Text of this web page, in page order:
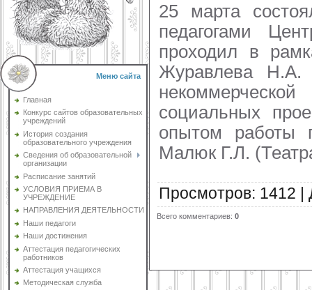
Меню сайта
Главная
Конкурс сайтов образовательных
учреждений
История создания
образовательного учреждения
Сведения об образовательной
организации
Расписание занятий
УСЛОВИЯ ПРИЕМА В
УЧРЕЖДЕНИЕ
НАПРАВЛЕНИЯ ДЕЯТЕЛЬНОСТИ
Наши педагоги
Наши достижения
Аттестация педагогических
работников
Аттестация учащихся
Методическая служба
25 марта
педагогами
проходил в
Журавлева Н.А.
социальных
опытом работы
Малюк Г.Л.
Просмотров: 1412
Всего комментариев: 0